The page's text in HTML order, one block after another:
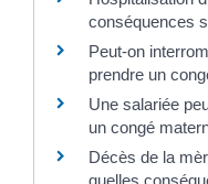
conséquences
Peut-on
prendre un
Une salariée
un congé
Décès de la
quelles